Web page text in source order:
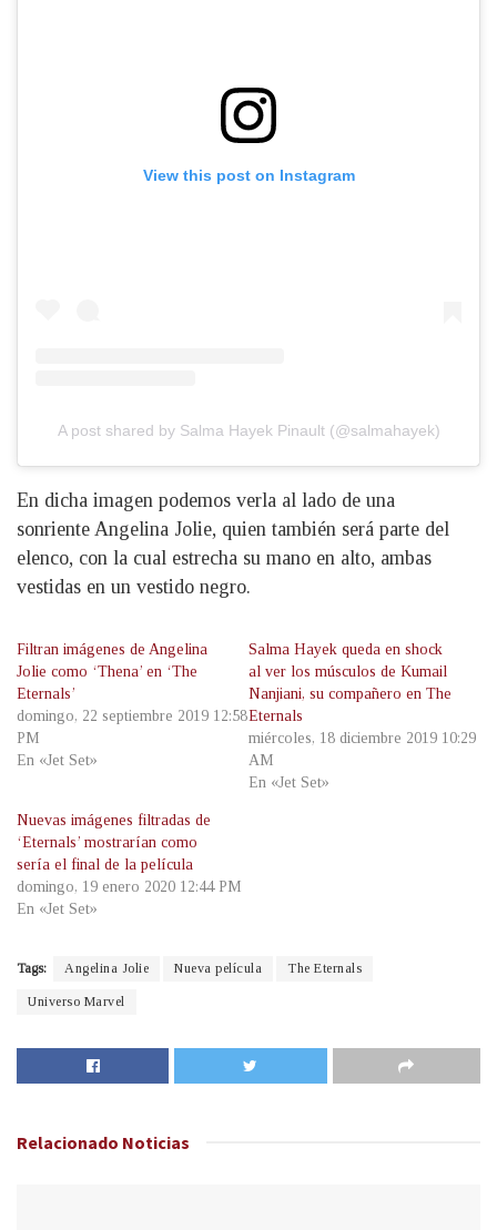
View this post on Instagram
A post shared by Salma Hayek Pinault (@salmahayek)
En dicha imagen podemos verla al lado de una
sonriente Angelina Jolie, quien también será parte del
elenco, con la cual estrecha su mano en alto, ambas
vestidas en un vestido negro.
Filtran imágenes de Angelina
Jolie como ‘Thena’ en ‘The
Eternals’
domingo, 22 septiembre 2019 12:58
PM
En «Jet Set»
Salma Hayek queda en shock
al ver los músculos de Kumail
Nanjiani, su compañero en The
Eternals
miércoles, 18 diciembre 2019 10:29
AM
En «Jet Set»
Nuevas imágenes filtradas de
‘Eternals’ mostrarían como
sería el final de la película
domingo, 19 enero 2020 12:44 PM
En «Jet Set»
Tags: Angelina Jolie Nueva película The Eternals
Universo Marvel
Relacionado Noticias